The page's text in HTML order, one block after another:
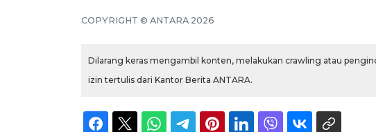
COPYRIGHT © ANTARA 2026
Dilarang keras mengambil konten, melakukan crawling atau
izin tertulis dari Kantor Berita ANTARA.